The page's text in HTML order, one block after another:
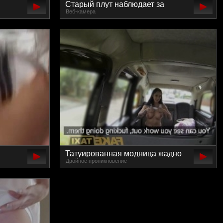
Старый плут наблюдает за
молоденькими красотками в
горячем бикини
Веб-камера
Татуированная модница жадно
скачет на длинном стволе
Двойное проникновение